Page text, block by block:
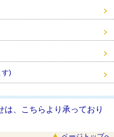
す)
、こちらより承っており